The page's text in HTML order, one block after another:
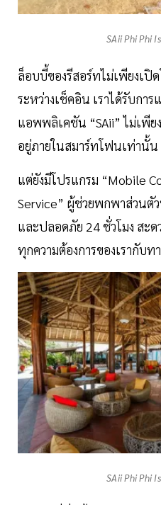
SAii Phi Phi
ล็อบบี้ของรีสอร์ทไม่เพียงเปิ
ระหว่างเช็คอิน เราได้รับกา
แอพพลิเคชัน “SAii” ไม่เพีย
อยู่ภายในสมาร์ทโฟนเท่านั้น
แต่ยังมีโปรแกรม “Mobile
Service” ผู้ช่วยพกพาส่วนตั
และปลอดภัย 24 ชั่วโมง สะด
ทุกความต้องการของเรากับท
SAii Phi Phi